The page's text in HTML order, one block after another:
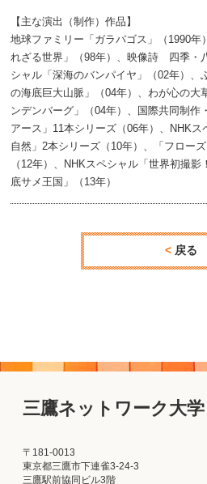
【主な演出（制作）作品】
地球ファミリー「ガラパゴス」（1990年
れざる世界」（98年）、映像詩 四季・
シャル「深海のバンパイヤ」（02年）
の海底巨大山脈」（04年）、わが心の
ンデンバーグ」（04年）、国際共同制作
アース」11本シリーズ（06年）、NHK
自然」2本シリーズ（10年）、「フロー
（12年）、NHKスペシャル「世界初撮
底サメ王国」（13年）
戻る
三鷹ネットワーク大学
〒181-0013
東京都三鷹市下連雀3-24-3
三鷹駅前協同ビル3階